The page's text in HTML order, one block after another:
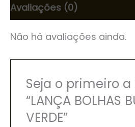
Avaliações (0)
Não há avaliações ainda.
Seja o primeiro
“LANÇA BOLHAS
VERDE”